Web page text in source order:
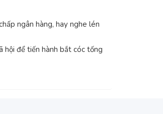
ngân hàng, hay nghe lén
hội để tiến hành bắt cóc tống